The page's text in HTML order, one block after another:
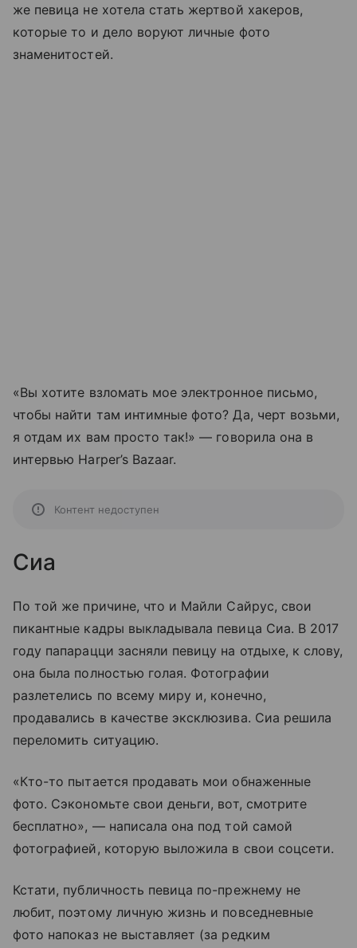
же певица не хотела стать жертвой хакеров,
которые то и дело воруют личные фото
знаменитостей.
«Вы хотите взломать мое электронное письмо,
чтобы найти там интимные фото? Да, черт возьми,
я отдам их вам просто так!» — говорила она в
интервью Harper’s Bazaar.
Контент недоступен
Сиа
По той же причине, что и Майли Сайрус, свои
пикантные кадры выкладывала певица Сиа. В 2017
году папарацци засняли певицу на отдыхе, к слову,
она была полностью голая. Фотографии
разлетелись по всему миру и, конечно,
продавались в качестве эксклюзива. Сиа решила
переломить ситуацию.
«Кто-то пытается продавать мои обнаженные
фото. Сэкономьте свои деньги, вот, смотрите
бесплатно», — написала она под той самой
фотографией, которую выложила в свои соцсети.
Кстати, публичность певица по-прежнему не
любит, поэтому личную жизнь и повседневные
фото напоказ не выставляет (за редким